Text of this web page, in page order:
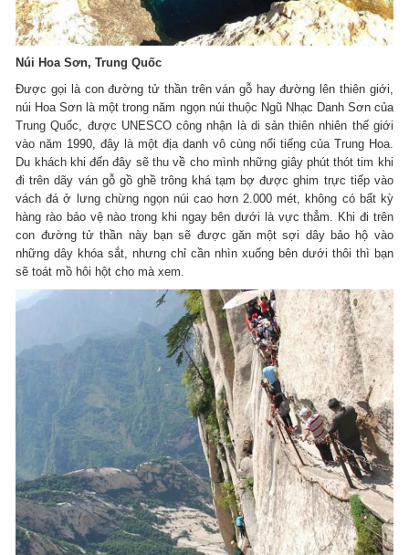
Núi Hoa Sơn, Trung Quốc
Được gọi là con đường tử thần trên ván gỗ hay đường lên thiên giới,
núi Hoa Sơn là một trong năm ngọn núi thuộc Ngũ Nhạc Danh Sơn của
Trung Quốc, được UNESCO công nhận là di sản thiên nhiên thế giới
vào năm 1990, đây là một địa danh vô cùng nổi tiếng của Trung Hoa.
Du khách khi đến đây sẽ thu về cho mình những giây phút thót tim khi
đi trên dãy ván gỗ gồ ghề trông khá tạm bợ được ghim trực tiếp vào
vách đá ở lưng chừng ngọn núi cao hơn 2.000 mét, không có bất kỳ
hàng rào bảo vệ nào trong khi ngay bên dưới là vực thẳm. Khi đi trên
con đường tử thần này bạn sẽ được găn một sợi dây bảo hộ vào
những dây khóa sắt, nhưng chỉ cần nhìn xuống bên dưới thôi thì bạn
sẽ toát mồ hôi hột cho mà xem.